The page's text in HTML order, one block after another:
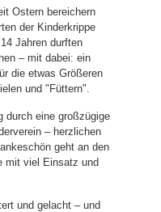
Ostern bereichern
der Kinderkrippe
Jahren durften
– mit dabei: ein
die etwas Größeren
und "Füttern".
durch eine großzügige
– herzlichen
geht an den
mit viel Einsatz und
und gelacht – und